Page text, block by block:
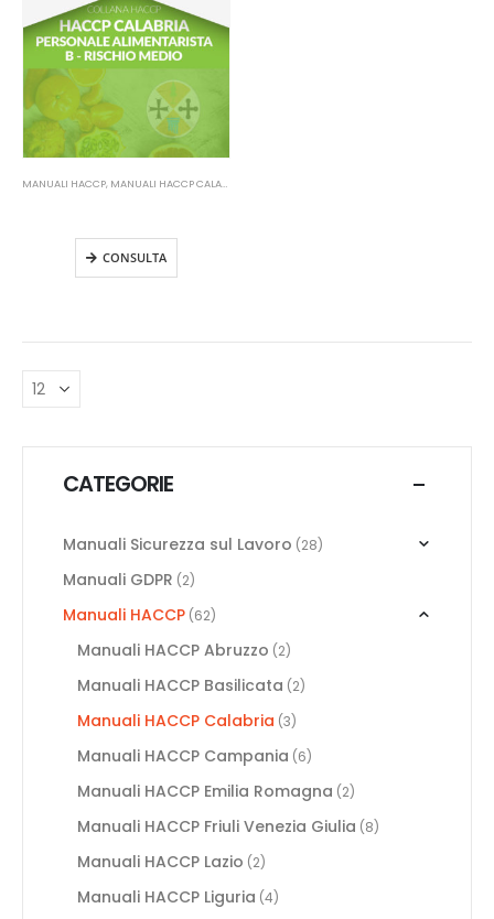
MANUALI HACCP, MANUALI HACCP CALABRIA
CONSULTA
CATEGORIE
Manuali Sicurezza sul Lavoro (28)
Manuali GDPR (2)
Manuali HACCP (62)
Manuali HACCP Abruzzo (2)
Manuali HACCP Basilicata (2)
Manuali HACCP Calabria (3)
Manuali HACCP Campania (6)
Manuali HACCP Emilia Romagna (2)
Manuali HACCP Friuli Venezia Giulia (8)
Manuali HACCP Lazio (2)
Manuali HACCP Liguria (4)